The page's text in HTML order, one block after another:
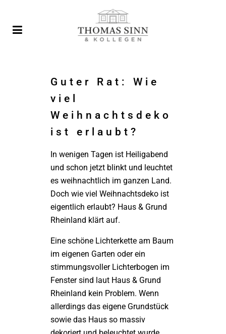
Guter Rat: Wie
viel
Weihnachtsdeko
ist erlaubt?
In wenigen Tagen ist Heiligabend
und schon jetzt blinkt und leuchtet
es weihnachtlich im ganzen Land.
Doch wie viel Weihnachtsdeko ist
eigentlich erlaubt? Haus & Grund
Rheinland klärt auf.
Eine schöne Lichterkette am Baum
im eigenen Garten oder ein
stimmungsvoller Lichterbogen im
Fenster sind laut Haus & Grund
Rheinland kein Problem. Wenn
allerdings das eigene Grundstück
sowie das Haus so massiv